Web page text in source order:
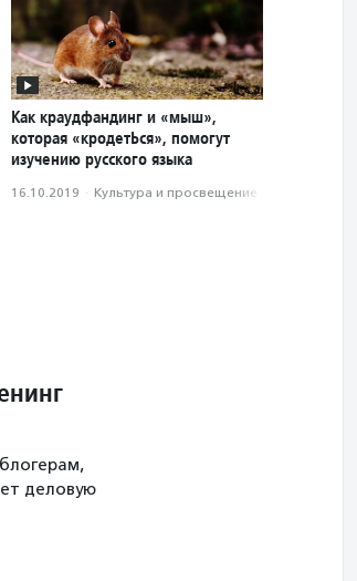
Как краудфандинг и «мыш»,
которая «кродетЬся», помогут
изучению русского языка
16.10.2019 · Культура и просвещение
деловую